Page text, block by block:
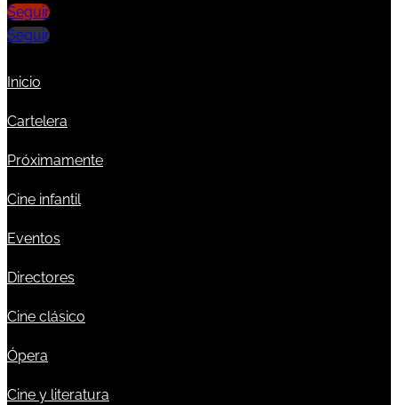
Seguir
Seguir
Inicio
Cartelera
Próximamente
Cine infantil
Eventos
Directores
Cine clásico
Ópera
Cine y literatura